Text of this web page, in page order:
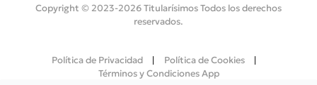
Copyright © 2023-2026 Titularísimos Todos los derechos
reservados.
Política de Privacidad
Política de Cookies
Términos y Condiciones App